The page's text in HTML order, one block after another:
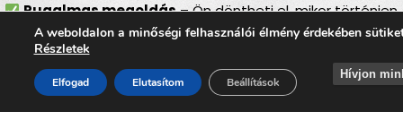
Rugalmas megoldás– Ön döntheti el, mikor történjen
az elszállítás
Teljes körű szolgáltatás
elszámolás egyben
Bírságmentes – nincs szükség közterületre kihelyezni
a lomokat
A weboldalon a minőségi felhasználói élmény érdekében
Részletek
Elfogad Elutasítom Beállítások
Hívjon